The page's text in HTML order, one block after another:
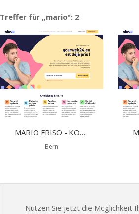
Treffer für „mario": 2
MARIO FRISO - KOCHKUNST
Bern
Nutzen Sie jetzt die Möglichkeit